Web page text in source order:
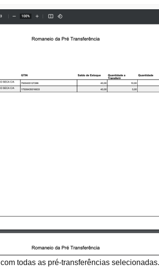
com todas as pré-transferências selecionadas.